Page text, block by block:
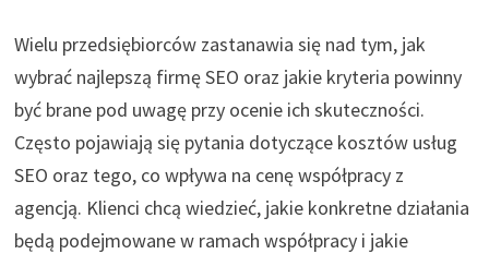
Wielu przedsiębiorców zastanawia się nad tym, jak
wybrać najlepszą firmę SEO oraz jakie kryteria powinny
być brane pod uwagę przy ocenie ich skuteczności.
Często pojawiają się pytania dotyczące kosztów usług
SEO oraz tego, co wpływa na cenę współpracy z
agencją. Klienci chcą wiedzieć, jakie konkretne działania
będą podejmowane w ramach współpracy i jakie